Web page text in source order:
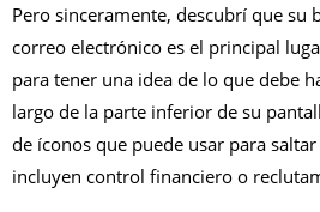
Pero sinceramente, descubrí que su
correo electrónico es el principal
para tener una idea de lo que debe
largo de la parte inferior de su
de íconos que puede usar para
incluyen control financiero o